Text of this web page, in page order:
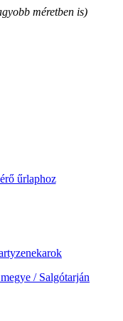
méretben is)
űrlaphoz
/ Salgótarján